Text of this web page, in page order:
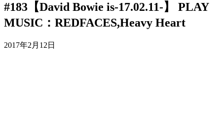
#183【David Bowie is-17.02.11-】 PLAY
MUSIC：REDFACES,Heavy Heart
2017年2月12日